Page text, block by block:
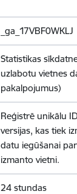
_ga_17VBF0WKLJ
Statistikas
uzlabotu vietnes
pakalpojumus)
Reģistrē unikālu
versijas, kas tiek
datu iegūšanai
izmanto vietni.
24 stundas